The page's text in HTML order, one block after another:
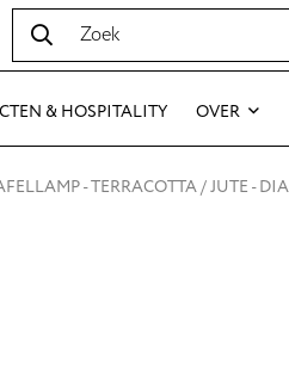
& HOSPITALITY OVER
- TERRACOTTA / JUTE -